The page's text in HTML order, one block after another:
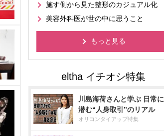
施す側から見た整形のカジュアル化
美容外科医が世の中に思うこと
もっと見る
川島海荷さんと学ぶ 日常に
潜む“人身取引”のリアル
オリコンタイアップ特集